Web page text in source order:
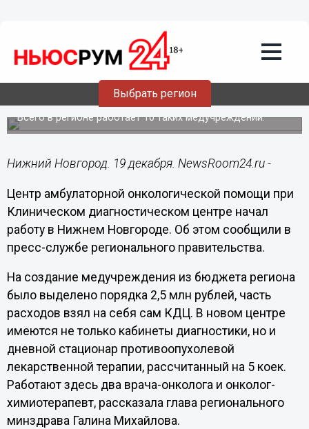
Выбрать регион
19.12.202318:32
Центр онкологической помощи при
КДЦ открылся в Нижнем Новгороде
Всего в регионе работает 10 таких медучреждений.
Нижний Новгород. 19 декабря. NewsRoom24.ru -
Центр амбулаторной онкологической помощи при
Клиническом диагностическом центре начал
работу в Нижнем Новгороде. Об этом сообщили в
пресс-службе регионального правительства.
На создание медучреждения из бюджета региона
было выделено порядка 2,5 млн рублей, часть
расходов взял на себя сам КДЦ. В новом центре
имеются не только кабинеты диагностики, но и
дневной стационар противоопухолевой
лекарственной терапии, рассчитанный на 5 коек.
Работают здесь два врача-онколога и онколог-
химиотерапевт, рассказала глава регионального
минздрава Галина Михайлова.